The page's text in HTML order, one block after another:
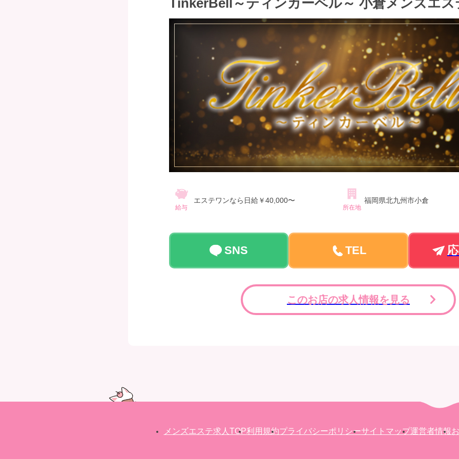
TinkerBell～ティンカーベル～ 小倉メンズエス
給与
エステワンなら日給￥40,000〜
所在地
福岡県北九州市小倉
SNS TEL
このお店の求人情報を見る
メンズエステ求人TOP利用規約プライバシーポリシーサイトマップ運営者情報